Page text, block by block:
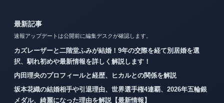
最新記事
速報アップデートは公開前に編集デスクが確認します。
カズレーザーと二階堂ふみが結婚！9年の交際を経て別居婚を選
択、馴れ初めや最新情報を詳しく解説します！
内田理央のプロフィールと経歴、ヒカルとの関係を解説
坂本花織の結婚相手や引退理由、世界選手権4連覇、2026年五輪銀
メダル、綺麗になった理由を解説【最新情報】